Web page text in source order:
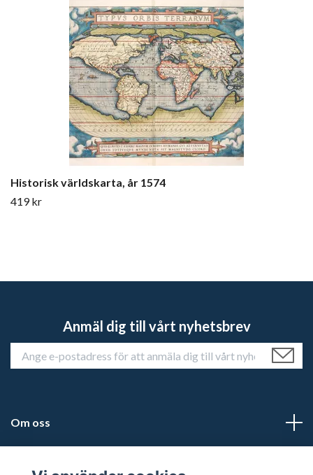
Historisk världskarta, år 1574
419 kr
Anmäl dig till vårt nyhetsbrev
Om oss